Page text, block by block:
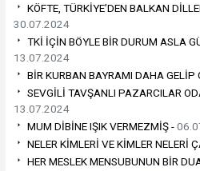
KÖFTE, TÜRKİYE’DEN BALKAN
30.07.2024
TKİ İÇİN BÖYLE BİR DURUM ASLA
13.07.2024
BİR KURBAN BAYRAMI DAHA GELİP
SEVGİLİ TAVŞANLI PAZARCILAR
13.07.2024
MUM DİBİNE IŞIK VERMEZMİŞ -
NELER KİMLERİ VE KİMLER NELERİ
HER MESLEK MENSUBUNUN BİR